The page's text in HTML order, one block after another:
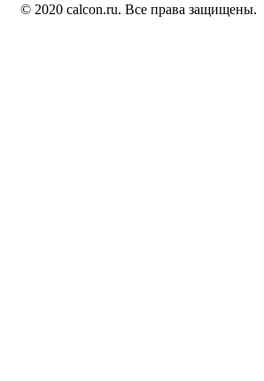
© 2020 calcon.ru. Все права защищены.